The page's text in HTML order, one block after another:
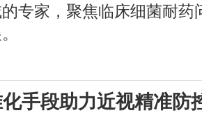
专家，聚焦临床细菌耐药
手段助力近视精准防